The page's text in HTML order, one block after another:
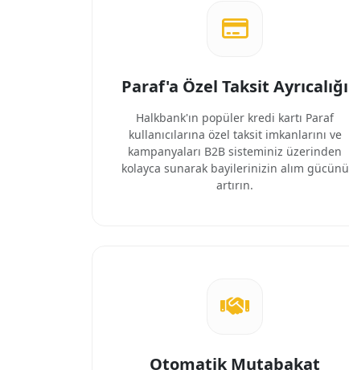
Paraf'a Özel Taksit Ayrıcalığı
Halkbank'ın popüler kredi kartı Paraf
kullanıcılarına özel taksit imkanlarını ve
kampanyaları B2B sisteminiz üzerinden
kolayca sunarak bayilerinizin alım gücünü
artırın.
Otomatik Mutabakat